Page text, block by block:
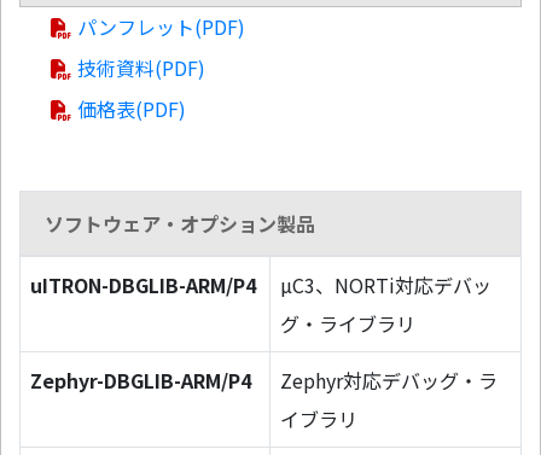
パンフレット(PDF)
技術資料(PDF)
価格表(PDF)
ソフトウェア・オプション製品
uITRON-DBGLIB-ARM/P4
µC3、NORTi対応デバッ
グ・ライブラリ
Zephyr-DBGLIB-ARM/P4
Zephyr対応デバッグ・ラ
イブラリ